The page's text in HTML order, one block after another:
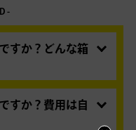
-
すか？どんな箱
いいたします。輸
は新聞紙などのク
すか？費用は自